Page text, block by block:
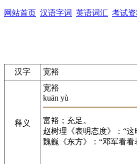
网站首页 汉语字词 英语词汇 考试
汉字 宽裕
释义
宽裕
kuān yù
富裕；充足。
赵树理《表明态度》：“
魏巍《东方》：“邓军看看